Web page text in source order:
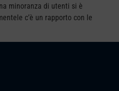
minoranza di utenti si è
c’è un rapporto con le